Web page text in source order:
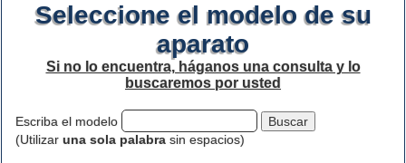
Seleccione el modelo de su
aparato
Si no lo encuentra, háganos una consulta y lo
buscaremos por usted
Escriba el modelo
(Utilizar una sola palabra sin espacios)